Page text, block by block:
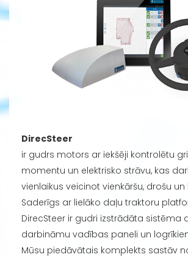
DirecSteer
ir gudrs motors ar iekšēji kontrolētu
momentu un elektrisko strāvu, kas
vienlaikus veicinot vienkāršu, drošu
Saderīgs ar lielāko daļu traktoru
DirecSteer ir gudri izstrādāta sistēma
darbināmu vadības paneli un
Mūsu piedāvātais komplekts sastāv